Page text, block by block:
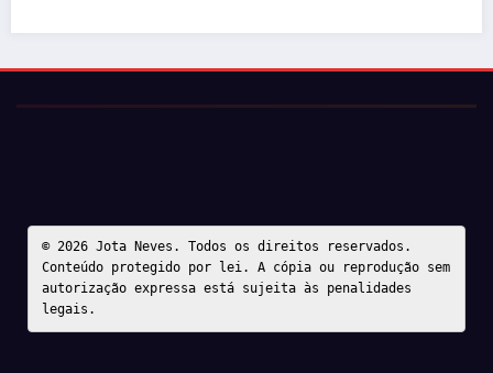
© 2026 Jota Neves. Todos os direitos reservados.
Conteúdo protegido por lei. A cópia ou reprodução sem
autorização expressa está sujeita às penalidades
legais.